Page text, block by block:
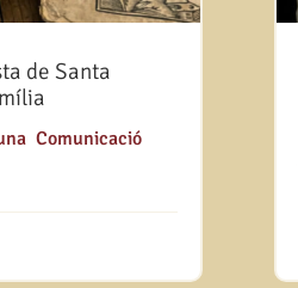
de Santa
, Comunicació